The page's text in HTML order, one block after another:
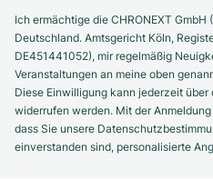
Ich ermächtige die CHRONEXT
Deutschland. Amtsgericht Köln,
DE451441052), mir regelmäßig
Veranstaltungen an meine oben
Diese Einwilligung kann jederzeit über
widerrufen werden. Mit der
dass Sie unsere
einverstanden sind, personalisierte